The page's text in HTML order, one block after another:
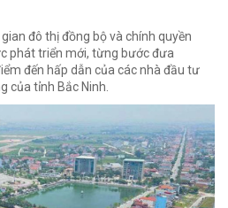
đô thị đồng bộ và chính quyền
phát triển mới, từng bước đưa
đến hấp dẫn của các nhà đầu tư
của tỉnh Bắc Ninh.